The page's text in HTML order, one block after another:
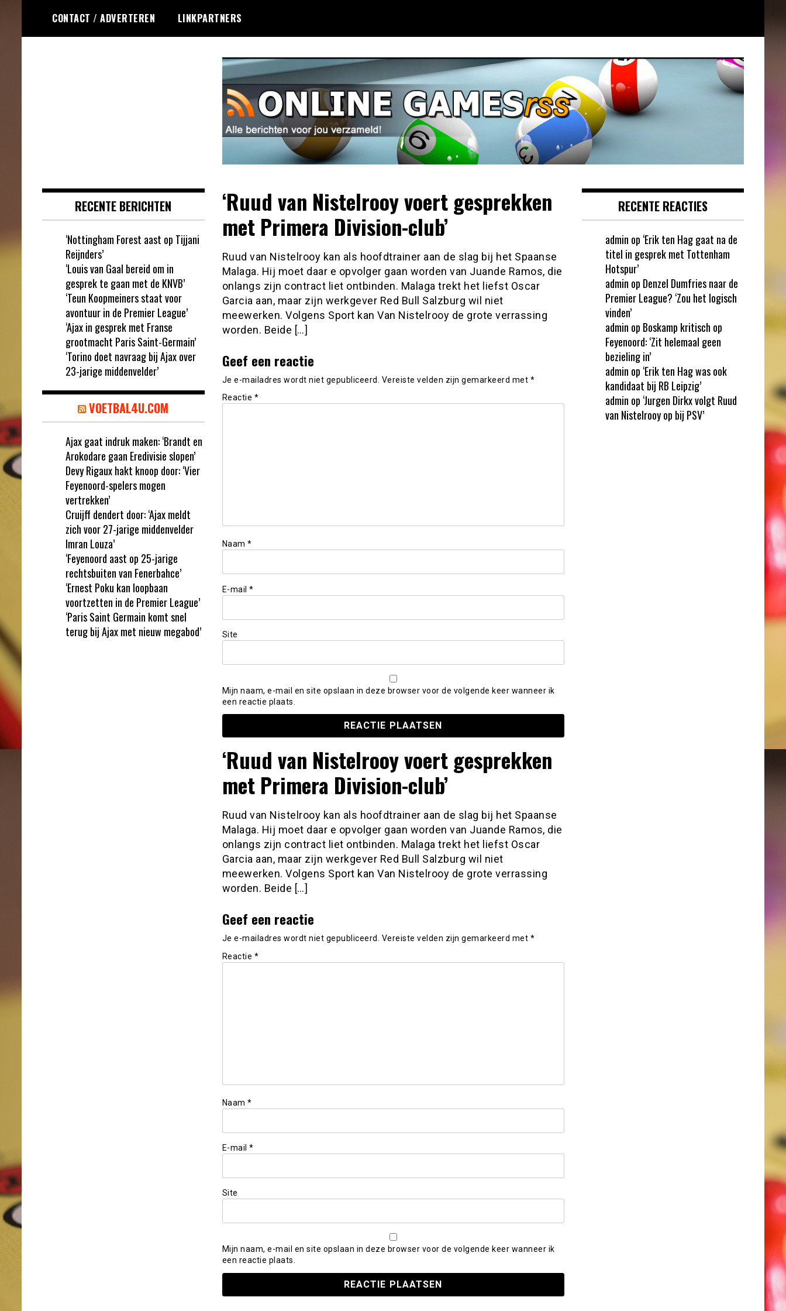
de
CONTACT / ADVERTEREN LINKPARTNERS
‘Ruud van Nistelrooy voert gesprekken
met Primera Division-club’
Ruud van Nistelrooy kan als hoofdtrainer aan de slag bij het Spaanse
Malaga. Hij moet daar e opvolger gaan worden van Juande Ramos, die
onlangs zijn contract liet ontbinden. Malaga trekt het liefst Oscar
Garcia aan, maar zijn werkgever Red Bull Salzburg wil niet
meewerken. Volgens Sport kan Van Nistelrooy de grote verrassing
worden. Beide […]
Geef een reactie
Je e-mailadres wordt niet gepubliceerd. Vereiste velden zijn gemarkeerd met *
Reactie *
Naam *
E-mail *
Site
Mijn naam, e-mail en site opslaan in deze browser voor de volgende keer wanneer ik
een reactie plaats.
‘Ruud van Nistelrooy voert gesprekken
met Primera Division-club’
Ruud van Nistelrooy kan als hoofdtrainer aan de slag bij het Spaanse
Malaga. Hij moet daar e opvolger gaan worden van Juande Ramos, die
onlangs zijn contract liet ontbinden. Malaga trekt het liefst Oscar
Garcia aan, maar zijn werkgever Red Bull Salzburg wil niet
meewerken. Volgens Sport kan Van Nistelrooy de grote verrassing
worden. Beide […]
Geef een reactie
Je e-mailadres wordt niet gepubliceerd. Vereiste velden zijn gemarkeerd met *
Reactie *
Naam *
E-mail *
Site
Mijn naam, e-mail en site opslaan in deze browser voor de volgende keer wanneer ik
een reactie plaats.
RECENTE BERICHTEN
‘Nottingham Forest aast op Tijjani
Reijnders’
‘Louis van Gaal bereid om in
gesprek te gaan met de KNVB’
‘Teun Koopmeiners staat voor
avontuur in de Premier League’
‘Ajax in gesprek met Franse
grootmacht Paris Saint-Germain’
‘Torino doet navraag bij Ajax over
23-jarige middenvelder’
VOETBAL4U.COM
Ajax gaat indruk maken: ‘Brandt en
Arokodare gaan Eredivisie slopen’
Devy Rigaux hakt knoop door: ‘Vier
Feyenoord-spelers mogen
vertrekken’
Cruijff dendert door: ‘Ajax meldt
zich voor 27-jarige middenvelder
Imran Louza’
‘Feyenoord aast op 25-jarige
rechtsbuiten van Fenerbahce’
‘Ernest Poku kan loopbaan
voortzetten in de Premier League’
‘Paris Saint Germain komt snel
terug bij Ajax met nieuw megabod’
RECENTE REACTIES
admin op ‘Erik ten Hag gaat na de
titel in gesprek met Tottenham
Hotspur’
admin op Denzel Dumfries naar de
Premier League? ‘Zou het logisch
vinden’
admin op Boskamp kritisch op
Feyenoord: ‘Zit helemaal geen
bezieling in’
admin op ‘Erik ten Hag was ook
kandidaat bij RB Leipzig’
admin op ‘Jurgen Dirkx volgt Ruud
van Nistelrooy op bij PSV’